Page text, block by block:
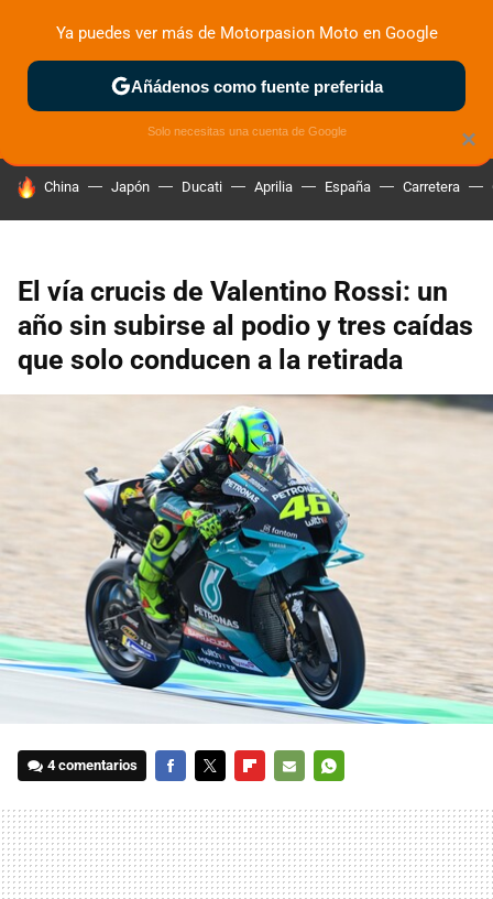
ZONA DE PRUEBAS DEPORTIVAS MOTOS ELÉCTRICAS
HOY SE HABLA DE
China Japón Ducati Aprilia España Carretera
El vía crucis de Valentino Rossi: un
año sin subirse al podio y tres caídas
que solo conducen a la retirada
4 comentarios
MAIL
×
Ya puedes ver más de Motorpasion Moto en Google
Añádenos como fuente preferida
Solo necesitas una cuenta de Google